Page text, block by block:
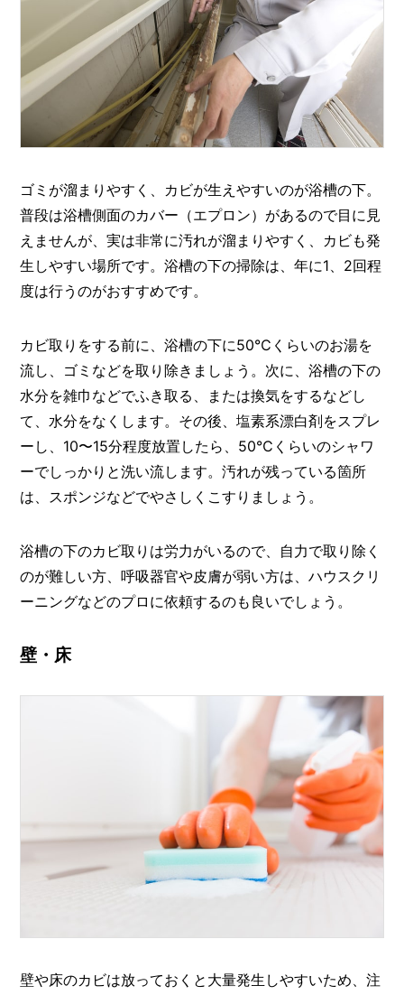
ゴミが溜まりやすく、カビが生えやすいのが浴槽の下。
普段は浴槽側面のカバー（エプロン）があるので目に見
えませんが、実は非常に汚れが溜まりやすく、カビも発
生しやすい場所です。浴槽の下の掃除は、年に1、2回程
度は行うのがおすすめです。
カビ取りをする前に、浴槽の下に50℃くらいのお湯を
流し、ゴミなどを取り除きましょう。次に、浴槽の下の
水分を雑巾などでふき取る、または換気をするなどし
て、水分をなくします。その後、塩素系漂白剤をスプレ
ーし、10〜15分程度放置したら、50℃くらいのシャワ
ーでしっかりと洗い流します。汚れが残っている箇所
は、スポンジなどでやさしくこすりましょう。
浴槽の下のカビ取りは労力がいるので、自力で取り除く
のが難しい方、呼吸器官や皮膚が弱い方は、ハウスクリ
ーニングなどのプロに依頼するのも良いでしょう。
壁・床
壁や床のカビは放っておくと大量発生しやすいため、注